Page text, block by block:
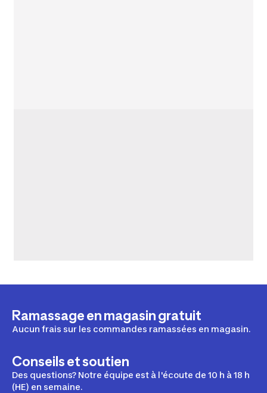
Ramassage en magasin gratuit
Aucun frais sur les commandes ramassées en magasin.
Conseils et soutien
Des questions? Notre équipe est à l'écoute de 10 h à 18 h
(HE) en semaine.